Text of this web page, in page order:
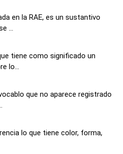
en la RAE, es un sustantivo
...
tiene como significado un
lo...
que no aparece registrado
lo que tiene color, forma,